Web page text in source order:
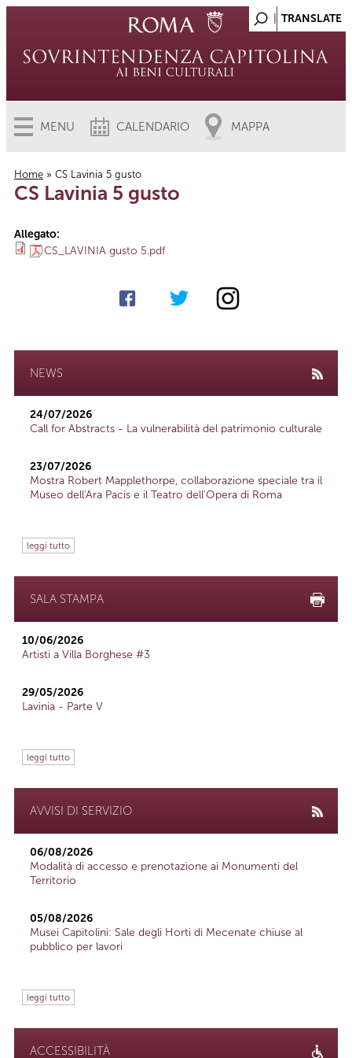
MENU CALENDARIO MAPPA
Tu sei qui
Home » CS Lavinia 5 gusto
CS Lavinia 5 gusto
Allegato:
CS_LAVINIA gusto 5.pdf
NEWS
24/07/2026
Call for Abstracts - La vulnerabilità del patrimonio culturale
23/07/2026
Mostra Robert Mapplethorpe, collaborazione speciale tra il
Museo dell'Ara Pacis e il Teatro dell'Opera di Roma
leggi tutto
SALA STAMPA
10/06/2026
Artisti a Villa Borghese #3
29/05/2026
Lavinia - Parte V
leggi tutto
AVVISI DI SERVIZIO
06/08/2026
Modalità di accesso e prenotazione ai Monumenti del
Territorio
05/08/2026
Musei Capitolini: Sale degli Horti di Mecenate chiuse al
pubblico per lavori
leggi tutto
ACCESSIBILITÀ